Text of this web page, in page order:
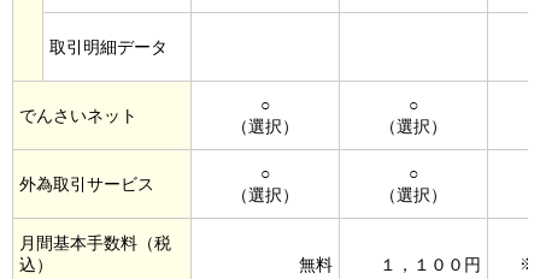
取引明細データ
でんさいネット
○
（選択）
○
（選択）
外為取引サービス
○
（選択）
○
（選択）
月間基本手数料（税
込）
無料 １，１００円
※